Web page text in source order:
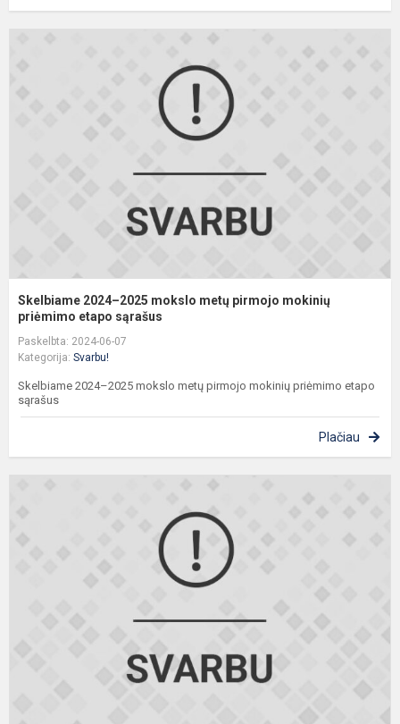
Skelbiame 2024–2025 mokslo metų pirmojo mokinių
priėmimo etapo sąrašus
Paskelbta: 2024-06-07
Kategorija: Svarbu!
Skelbiame 2024–2025 mokslo metų pirmojo mokinių priėmimo etapo
sąrašus
Plačiau